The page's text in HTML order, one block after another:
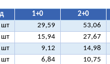
1+0 2+0
шт
29,59 53,06
шт
15,94 27,67
шт
9,12 14,98
шт
6,84 10,75